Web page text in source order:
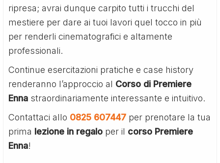
ripresa; avrai dunque carpito tutti i trucchi del
mestiere per dare ai tuoi lavori quel tocco in più
per renderli cinematografici e altamente
professionali.
Continue esercitazioni pratiche e case history
renderanno l’approccio al Corso di Premiere
Enna straordinariamente interessante e intuitivo.
Contattaci allo 0825 607447 per prenotare la tua
prima lezione in regalo per il corso Premiere
Enna!